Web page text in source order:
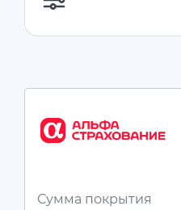
Сумма покрытия